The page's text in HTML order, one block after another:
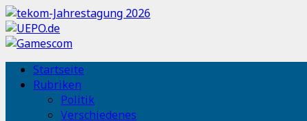
Startseite
Rubriken
Politik
Verschiedenes